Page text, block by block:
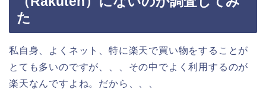
た
私自身、よくネット、特に楽天で買い物をすることが
とても多いのですが、、、その中でよく利用するのが
楽天なんですよね。だから、、、